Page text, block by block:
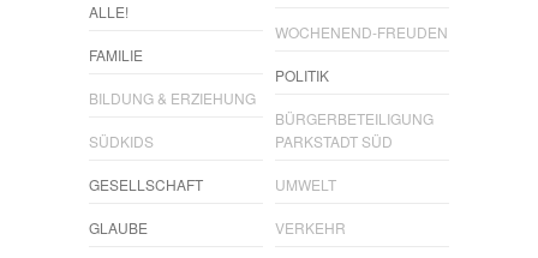
ALLE!
FAMILIE
BILDUNG & ERZIEHUNG
SÜDKIDS
GESELLSCHAFT
GLAUBE
WOCHENEND-FREUDEN
POLITIK
BÜRGERBETEILIGUNG
PARKSTADT SÜD
UMWELT
VERKEHR